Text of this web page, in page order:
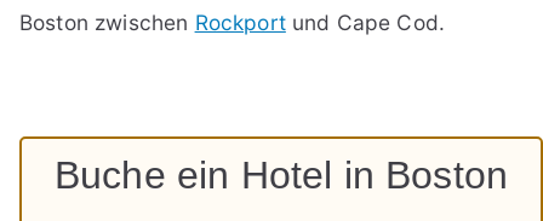
Boston zwischen Rockportund Cape Cod.
Buche ein Hotel in Boston